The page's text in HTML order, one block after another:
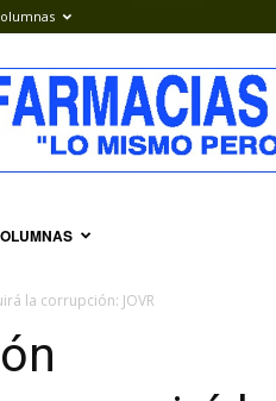
la corrupción: JOVR